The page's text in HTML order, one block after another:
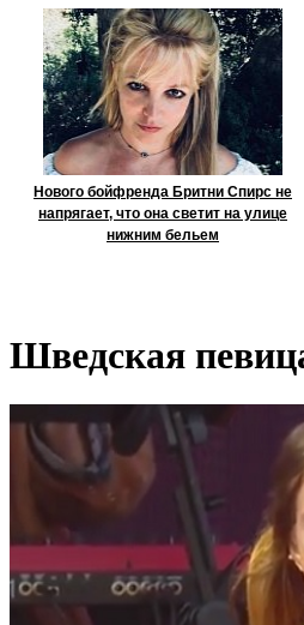
Нового бойфренда Бритни Спирс не
напрягает, что она светит на улице
нижним бельем
Шведская